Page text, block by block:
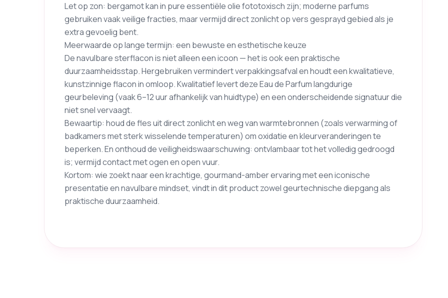
Let op zon: bergamot kan in pure essentiële olie fototoxisch zijn; moderne parfums
gebruiken vaak veilige fracties, maar vermijd direct zonlicht op vers gesprayd gebied als je
extra gevoelig bent.
Meerwaarde op lange termijn: een bewuste en esthetische keuze
De navulbare sterflacon is niet alleen een icoon — het is ook een praktische
duurzaamheidsstap. Hergebruiken vermindert verpakkingsafval en houdt een kwalitatieve,
kunstzinnige flacon in omloop. Kwalitatief levert deze Eau de Parfum langdurige
geurbeleving (vaak 6–12 uur afhankelijk van huidtype) en een onderscheidende signatuur die
niet snel vervaagt.
Bewaartip: houd de fles uit direct zonlicht en weg van warmtebronnen (zoals verwarming of
badkamers met sterk wisselende temperaturen) om oxidatie en kleurveranderingen te
beperken. En onthoud de veiligheidswaarschuwing: ontvlambaar tot het volledig gedroogd
is; vermijd contact met ogen en open vuur.
Kortom: wie zoekt naar een krachtige, gourmand-amber ervaring met een iconische
presentatie en navulbare mindset, vindt in dit product zowel geurtechnische diepgang als
praktische duurzaamheid.